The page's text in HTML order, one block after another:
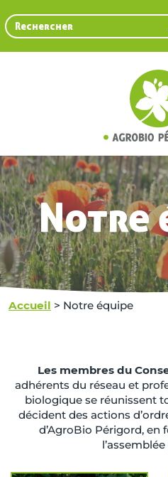
Notre
Accueil > Notre équipe
Les membres du
adhérents du réseau et
biologique se réunissent
décident des actions
d’AgroBio Périgord, en